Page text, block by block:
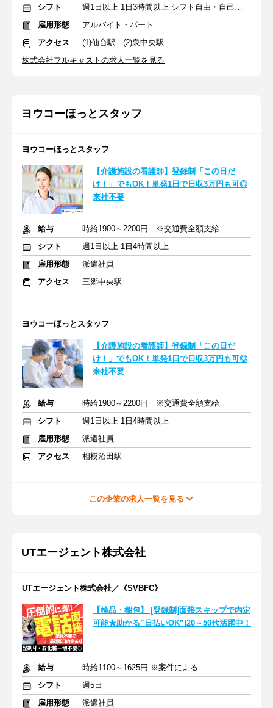
シフト
週1日以上 1日3時間以上 シフト自由・自己申告
雇用形態
アルバイト・パート
アクセス
(1)仙台駅 (2)泉中央駅
株式会社フルキャストの求人一覧を見る
ヨウコーほっとスタッフ
ヨウコーほっとスタッフ
【介護施設の看護師】登録制「この日だ
け！」でもOK！単発1日で日収3万円も可◎
来社不要
給与
時給1900～2200円 ※交通費全額支給
シフト
週1日以上 1日4時間以上
雇用形態
派遣社員
アクセス
三郷中央駅
ヨウコーほっとスタッフ
【介護施設の看護師】登録制「この日だ
け！」でもOK！単発1日で日収3万円も可◎
来社不要
給与
時給1900～2200円 ※交通費全額支給
シフト
週1日以上 1日4時間以上
雇用形態
派遣社員
アクセス
相模沼田駅
この企業の求人一覧を見る
UTエージェント株式会社
UTエージェント株式会社／《SVBFC》
【検品・梱包】 [登録制]面接スキップで内定
可能★助かる”日払いOK”!20～50代活躍中！
給与
時給1100～1625円 ※案件による
シフト
週5日
雇用形態
派遣社員